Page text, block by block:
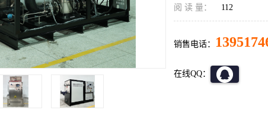
阅 读 量： 112
销售电话：
在线QQ：